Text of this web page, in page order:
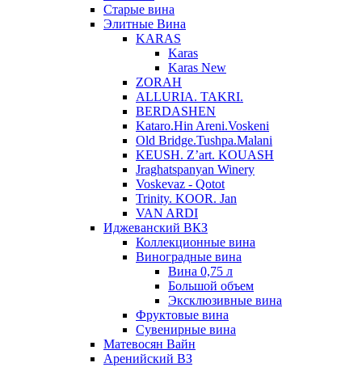
Старые вина
Элитные Вина
KARAS
Karas
Karas New
ZORAH
ALLURIA. TAKRI.
BERDASHEN
Kataro.Hin Areni.Voskeni
Old Bridge.Tushpa.Malani
KEUSH. Z’art. KOUASH
Jraghatspanyan Winery
Voskevaz - Qotot
Trinity. KOOR. Jan
VAN ARDI
Иджеванский ВКЗ
Коллекционные вина
Виноградные вина
Вина 0,75 л
Большой объем
Эксклюзивные вина
Фруктовые вина
Cувенирные вина
Матевосян Вайн
Аренийский ВЗ